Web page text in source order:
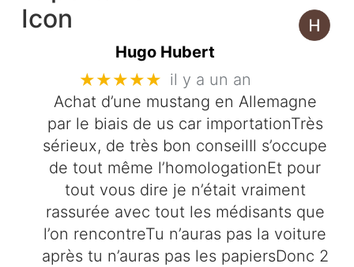
Hugo Hubert
★★★★★ il y a un an
Achat d’une mustang en Allemagne
par le biais de us car importationTrès
sérieux, de très bon conseilIl s’occupe
de tout même l’homologationEt pour
tout vous dire je n’était vraiment
rassurée avec tout les médisants que
l’on rencontreTu n’auras pas la voiture
après tu n’auras pas les papiersDonc 2